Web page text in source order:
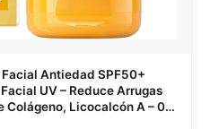
Facial Antiedad SPF50+
UV – Reduce Arrugas
Colágeno, Licocalcón A – 0%